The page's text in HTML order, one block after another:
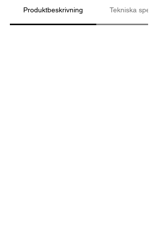
Produktbeskrivning Tekniska